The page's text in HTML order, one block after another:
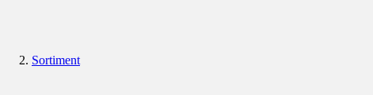
Sortiment